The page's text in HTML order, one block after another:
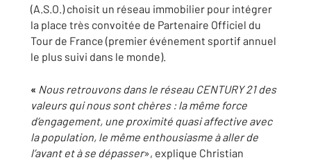
(A.S.O.) choisit un réseau immobilier pour intégrer
la place très convoitée de Partenaire Officiel du
Tour de France (premier événement sportif annuel
le plus suivi dans le monde).
« Nous retrouvons dans le réseau CENTURY 21 des
valeurs qui nous sont chères :la même force
d’engagement, une proximité quasi affective avec
la population, le même enthousiasme à aller de
l’avant et à se dépasser», explique Christian